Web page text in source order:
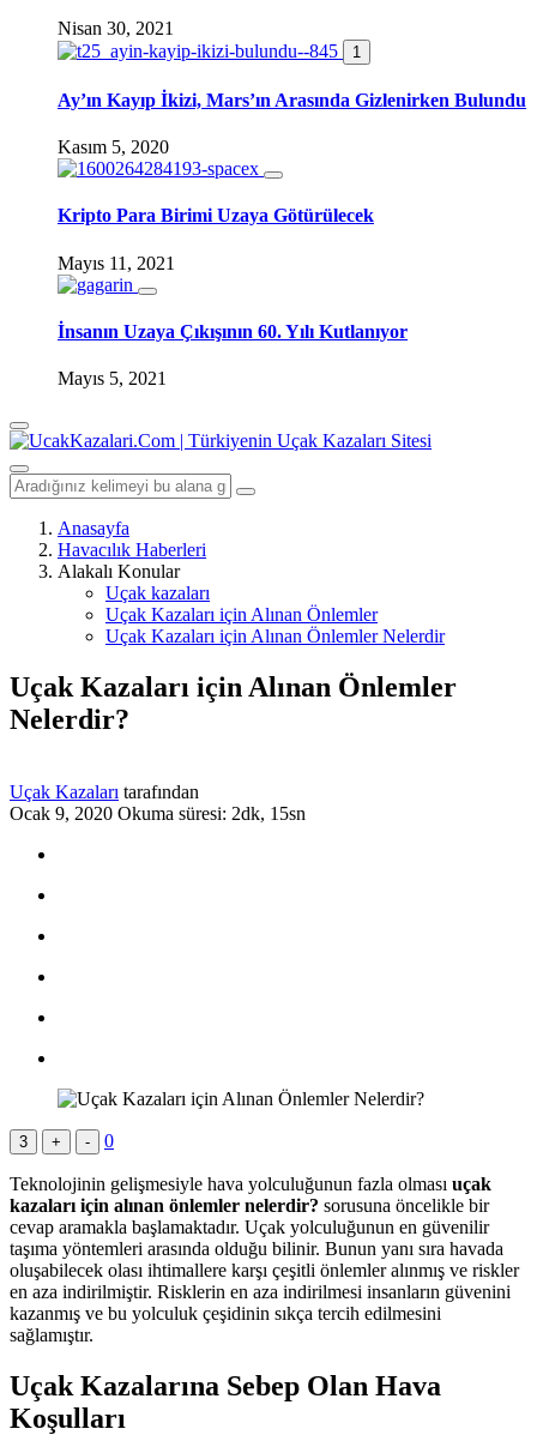
Nisan 30, 2021
1
Ay’ın Kayıp İkizi, Mars’ın Arasında Gizlenirken Bulundu
Kasım 5, 2020
Kripto Para Birimi Uzaya Götürülecek
Mayıs 11, 2021
İnsanın Uzaya Çıkışının 60. Yılı Kutlanıyor
Mayıs 5, 2021
Anasayfa
Havacılık Haberleri
Alakalı Konular
Uçak kazaları
Uçak Kazaları için Alınan Önlemler
Uçak Kazaları için Alınan Önlemler Nelerdir
Uçak Kazaları için Alınan Önlemler
Nelerdir?
Uçak Kazaları tarafından
Ocak 9, 2020 Okuma süresi: 2dk, 15sn
3 + - 0
Teknolojinin gelişmesiyle hava yolculuğunun fazla olması uçak
kazaları için alınan önlemler nelerdir? sorusuna öncelikle bir
cevap aramakla başlamaktadır. Uçak yolculuğunun en güvenilir
taşıma yöntemleri arasında olduğu bilinir. Bunun yanı sıra havada
oluşabilecek olası ihtimallere karşı çeşitli önlemler alınmış ve riskler
en aza indirilmiştir. Risklerin en aza indirilmesi insanların güvenini
kazanmış ve bu yolculuk çeşidinin sıkça tercih edilmesini
sağlamıştır.
Uçak Kazalarına Sebep Olan Hava
Koşulları